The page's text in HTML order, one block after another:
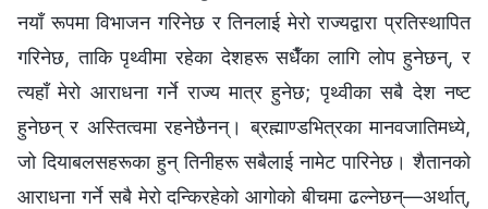
नयाँ रूपमा विभाजन गरिनेछ र तिनलाई मेरो राज्यद्वारा प्रतिस्थापित
गरिनेछ, ताकि पृथ्वीमा रहेका देशहरू सधैँका लागि लोप हुनेछन्, र
त्यहाँ मेरो आराधना गर्ने राज्य मात्र हुनेछ; पृथ्वीका सबै देश नष्ट
हुनेछन् र अस्तित्वमा रहनेछैनन्। ब्रह्माण्डभित्रका मानवजातिमध्ये,
जो दियाबलसहरूका हुन् तिनीहरू सबैलाई नामेट पारिनेछ। शैतानको
आराधना गर्ने सबै मेरो दन्किरहेको आगोको बीचमा ढल्नेछन्—अर्थात्,